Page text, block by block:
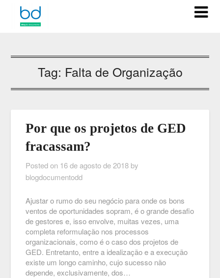
Tag: Falta de Organização
Por que os projetos de GED
fracassam?
Posted on 16 de agosto de 2018 by
blogdocumentodd
Ajustar o rumo do seu negócio para onde os bons
ventos de oportunidades sopram, é o grande desafio
de gestores e, isso envolve, muitas vezes, uma
completa reformulação nos processos
organizacionais, como é o caso dos projetos de
GED. Entretanto, entre a idealização e a execução
existe um longo caminho, cujo sucesso não
depende, exclusivamente, dos…